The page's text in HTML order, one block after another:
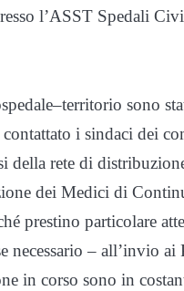
l’ASST Spedali
sono
contattato i sindaci dei
della rete di
dei Medici di
prestino particolare
necessario – all’invio
in corso sono in